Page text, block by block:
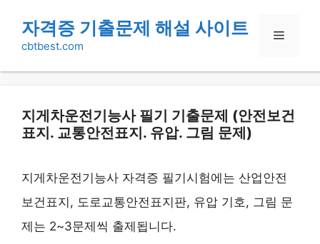
자격증 기출문제 해설 사이트
cbtbest.com
Menu
지게차운전기능사 필기 기출문제 (안전보건
표지. 교통안전표지. 유압. 그림 문제)
지게차운전기능사 자격증 필기시험에는 산업안전
보건표지, 도로교통안전표지판, 유압 기호, 그림 문
제는 2~3문제씩 출제됩니다.